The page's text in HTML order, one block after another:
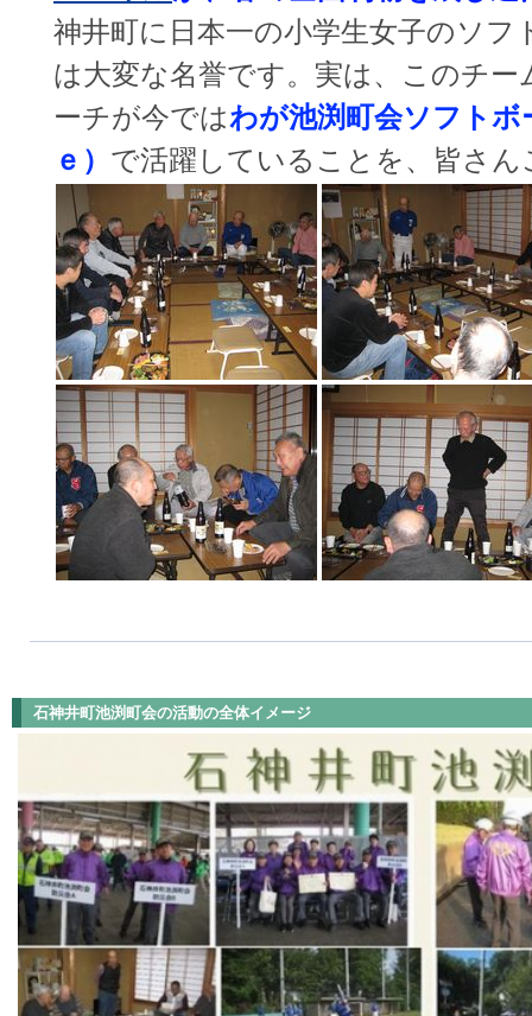
神井町に日本一の小学生女子のソ
は大変な名誉です。実は、このチ
ーチが今ではわが池渕町会ソフトボ
ｅ） で活躍していることを、皆さ
石神井町池渕町会の活動の全体イメージ